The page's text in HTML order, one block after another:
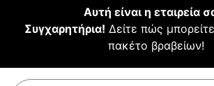
Αυτή είναι η εταιρεία
Συγχαρητήρια! Δείτε πώς
πακέτο βραβείων!